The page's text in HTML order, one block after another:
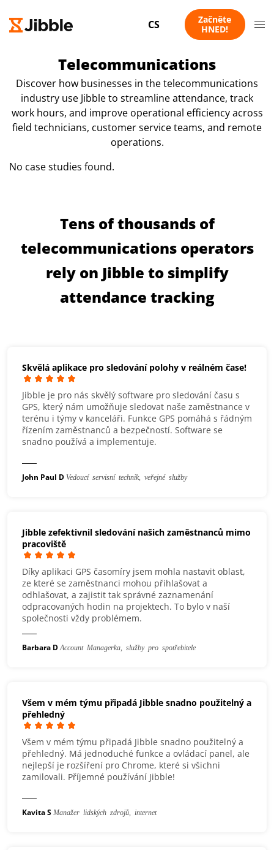
CS
Začněte
HNED!
Telecommunications
Discover how businesses in the telecommunications
industry use Jibble to streamline attendance, track
work hours, and improve operational efficiency across
field technicians, customer service teams, and remote
operations.
No case studies found.
Tens of thousands of
telecommunications operators
rely on Jibble to simplify
attendance tracking
Skvělá aplikace pro sledování polohy v reálném čase!
Jibble je pro nás skvělý software pro sledování času s
GPS, který nám umožňuje sledovat naše zaměstnance v
terénu i týmy v kanceláři. Funkce GPS pomáhá s řádným
řízením zaměstnanců a bezpečností. Software se
snadno používá a implementuje.
John Paul D Vedoucí servisní technik, veřejné služby
Jibble zefektivnil sledování našich zaměstnanců mimo
pracoviště
Díky aplikaci GPS časomíry jsem mohla nastavit oblast,
ze které se zaměstnanci mohou přihlašovat a
odhlašovat, a zajistit tak správné zaznamenání
odpracovaných hodin na projektech. To bylo v naší
společnosti vždy problémem.
Barbara D Account Managerka, služby pro spotřebitele
Všem v mém týmu připadá Jibble snadno použitelný a
přehledný
Všem v mém týmu připadá Jibble snadno použitelný a
přehledný. Má jednoduché funkce a ovládací panel, ale
nejlepší je rozšíření pro Chrome, které si všichni
zamilovali. Příjemné používání Jibble!
Kavita S Manažer lidských zdrojů, internet